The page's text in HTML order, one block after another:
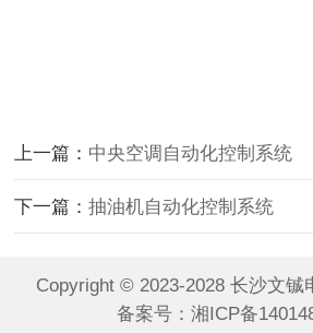
上一篇： 中央空调自动化控制系统
下一篇：抽油机自动化控制系统
Copyright © 2023-2028 长沙文铖
备案号： 湘ICP备